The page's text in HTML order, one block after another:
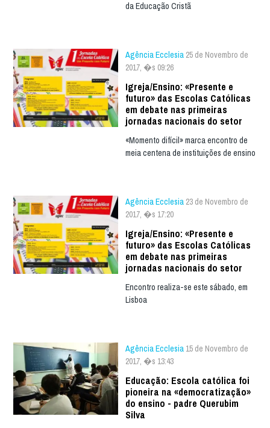
da Educação Cristã
Agência Ecclesia 25 de Novembro de
2017, �s 09:26
Igreja/Ensino: «Presente e
futuro» das Escolas Católicas
em debate nas primeiras
jornadas nacionais do setor
«Momento difícil» marca encontro de
meia centena de instituições de ensino
Agência Ecclesia 23 de Novembro de
2017, �s 17:20
Igreja/Ensino: «Presente e
futuro» das Escolas Católicas
em debate nas primeiras
jornadas nacionais do setor
Encontro realiza-se este sábado, em
Lisboa
Agência Ecclesia 15 de Novembro de
2017, �s 13:43
Educação: Escola católica foi
pioneira na «democratização»
do ensino - padre Querubim
Silva